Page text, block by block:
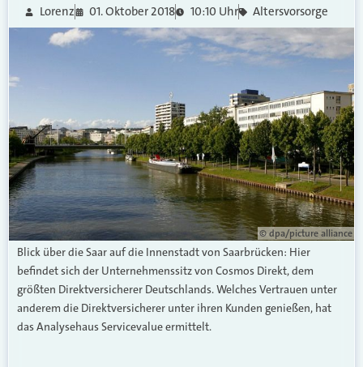
Lorenz 01. Oktober 2018 10:10 Uhr Altersvorsorge
© dpa/picture alliance
Blick über die Saar auf die Innenstadt von Saarbrücken: Hier
befindet sich der Unternehmenssitz von Cosmos Direkt, dem
größten Direktversicherer Deutschlands. Welches Vertrauen unter
anderem die Direktversicherer unter ihren Kunden genießen, hat
das Analysehaus Servicevalue ermittelt.